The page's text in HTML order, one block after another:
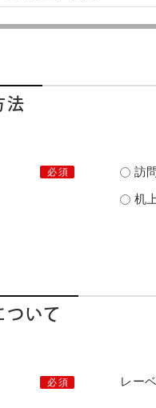
法
必須 訪
机
ついて
必須 レー